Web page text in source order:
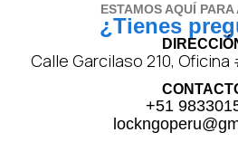
ESTAMOS AQUÍ PARA
¿Tienes
Calle Garcilaso 210,
+51